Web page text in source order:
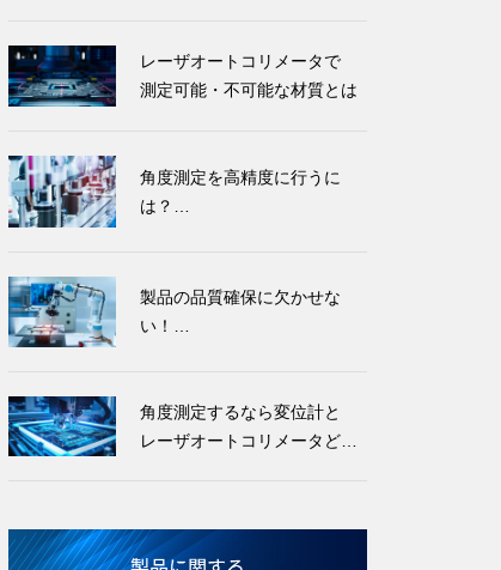
レーザオートコリメータで
測定可能・不可能な材質とは
角度測定を高精度に行うに
は？
製品の品質確保に欠かせな
い！
角度測定するなら変位計と
レーザオートコリメータどっ